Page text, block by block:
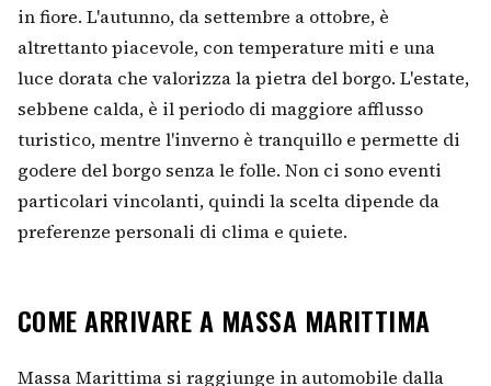
in fiore. L'autunno, da settembre a ottobre, è
altrettanto piacevole, con temperature miti e una
luce dorata che valorizza la pietra del borgo. L'estate,
sebbene calda, è il periodo di maggiore afflusso
turistico, mentre l'inverno è tranquillo e permette di
godere del borgo senza le folle. Non ci sono eventi
particolari vincolanti, quindi la scelta dipende da
preferenze personali di clima e quiete.
COME ARRIVARE A MASSA MARITTIMA
Massa Marittima si raggiunge in automobile dalla